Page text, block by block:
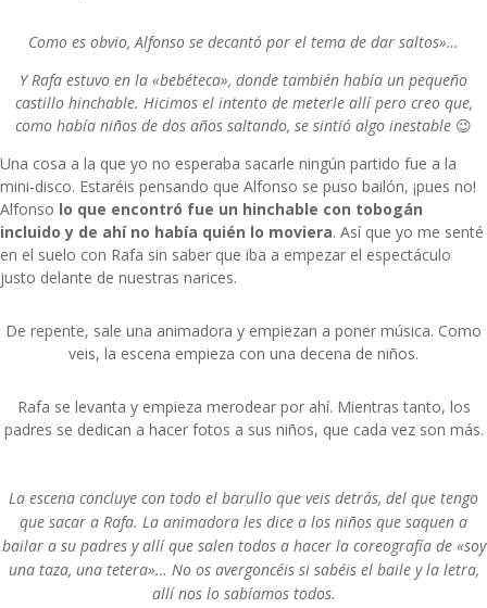
Como es obvio, Alfonso se decantó por el tema de dar saltos»…
Y Rafa estuvo en la «bebéteca», donde también había un pequeño
castillo hinchable. Hicimos el intento de meterle allí pero creo que,
como había niños de dos años saltando, se sintió algo inestable 😉
Una cosa a la que yo no esperaba sacarle ningún partido fue a la
mini-disco. Estaréis pensando que Alfonso se puso bailón, ¡pues no!
Alfonso lo que encontró fue un hinchable con tobogán
incluido y de ahí no había quién lo moviera. Así que yo me senté
en el suelo con Rafa sin saber que iba a empezar el espectáculo
justo delante de nuestras narices.
De repente, sale una animadora y empiezan a poner música. Como
veis, la escena empieza con una decena de niños.
Rafa se levanta y empieza merodear por ahí. Mientras tanto, los
padres se dedican a hacer fotos a sus niños, que cada vez son más.
La escena concluye con todo el barullo que veis detrás, del que tengo
que sacar a Rafa. La animadora les dice a los niños que saquen a
bailar a su padres y allí que salen todos a hacer la coreografía de «soy
una taza, una tetera»… No os avergoncéis si sabéis el baile y la letra,
allí nos lo sabíamos todos.